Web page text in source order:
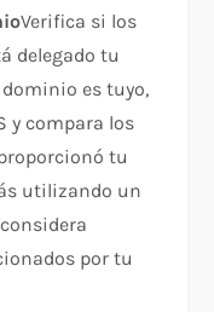
Verifica si los
delegado tu
es tuyo,
y compara los
tu
utilizando un
por tu